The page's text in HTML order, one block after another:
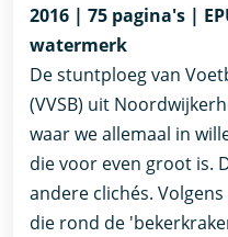
2016 | 75 pagina's |
watermerk
De stuntploeg van
(VVSB) uit
waar we allemaal in
die voor even groot is.
andere clichés.
die rond de